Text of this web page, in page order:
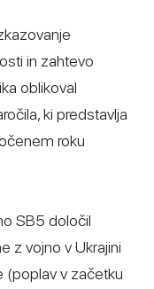
in zahtevo
oblikoval
ki predstavlja
roku
SB5 določil
z vojno v Ukrajini
(poplav v začetku